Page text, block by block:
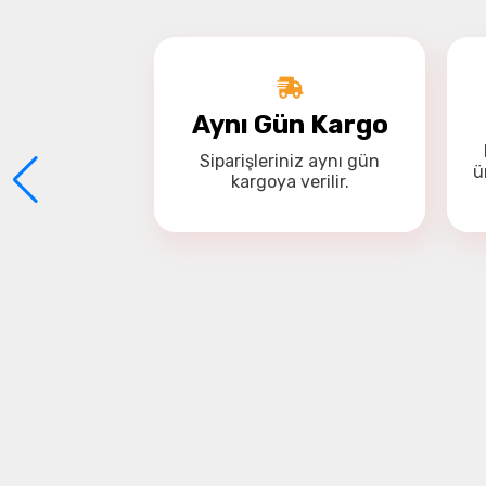
Aynı Gün Kargo
Siparişleriniz aynı gün
kargoya verilir.